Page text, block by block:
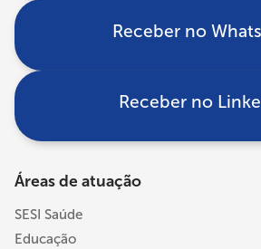
Receber no
Receber no
Áreas de atuação
SESI Saúde
Educação